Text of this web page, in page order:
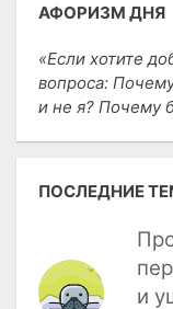
АФОРИЗМ ДНЯ
Если хотите
вопроса:
и не я? Почему
ПОСЛЕДНИЕ
и